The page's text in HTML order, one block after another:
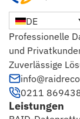
DE
Professionelle
und
Zuverlässige
0211
Leistungen